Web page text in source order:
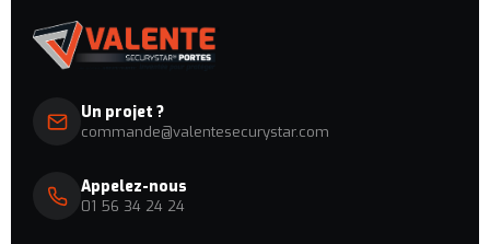
Un projet ?
commande@valentesecurystar.com
Appelez-nous
01 56 34 24 24